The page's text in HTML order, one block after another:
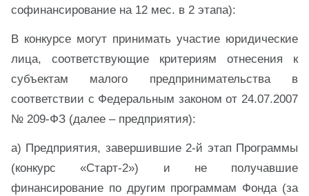
софинансирование на 12 мес. в 2 этапа):
В конкурсе могут принимать участие юридические
лица, соответствующие критериям отнесения к
субъектам малого предпринимательства в
соответствии с Федеральным законом от 24.07.2007
№ 209-ФЗ (далее – предприятия):
а) Предприятия, завершившие 2-й этап Программы
(конкурс «Старт-2») и не получавшие
финансирование по другим программам Фонда (за